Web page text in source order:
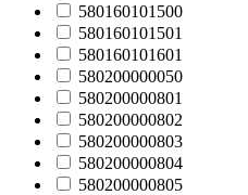
580160101500
580160101501
580160101601
580200000050
580200000801
580200000802
580200000803
580200000804
580200000805